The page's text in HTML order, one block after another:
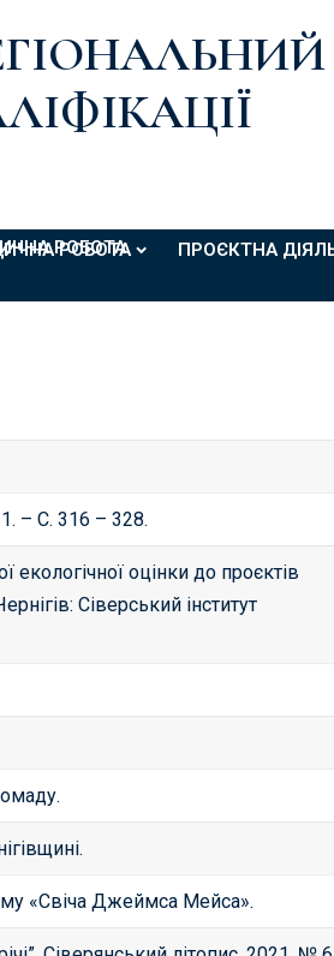
РОБОТА
ПРОЄКТНА
– С. 316 – 328.
оцінки до проєктів
Сіверський інститут
«Свіча Джеймса Мейса».